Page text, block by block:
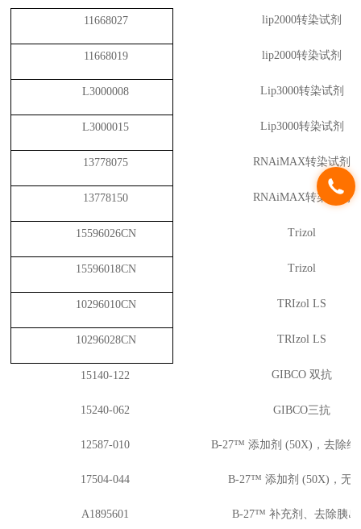
11668027 lip2000转染试剂
11668019 lip2000转染试剂
L3000008 Lip3000转染试剂
L3000015 Lip3000转染试剂
13778075 RNAiMAX转染试剂
13778150 RNAiMAX转染试剂
15596026CN Trizol
15596018CN Trizol
10296010CN TRIzol LS
10296028CN TRIzol LS
15140-122 GIBCO 双抗
15240-062 GIBCO三抗
12587-010 B-27™ 添加剂 (50X)，去除维
17504-044 B-27™ 添加剂 (50X)，无
A1895601 B-27™ 补充剂、去除胰